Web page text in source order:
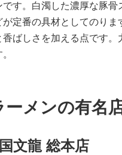
す。白濁した濃厚な豚骨
定番の具材としてのりま
香ばしさを加える点です
ーメンの有名
文龍 総本店